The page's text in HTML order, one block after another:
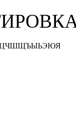
ЧШЩЪЫЬЭЮЯ